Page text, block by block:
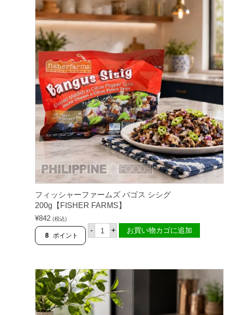
個
ァ
ー
ム
リ
ン
プ
ポ
ッ
パ
ー
ズ
オ
リ
ジ
ナ
ル
味
2
0
0
g
【
F
I
H
M
S
】
個
フィッシャーファームズ バゴス シシグ
200g【FISHER FARMS】
¥842 (税込)
8 ポイント
- フ
ィ
フ
ァ
ー
ム
ズ
+ お買い物カゴに追加